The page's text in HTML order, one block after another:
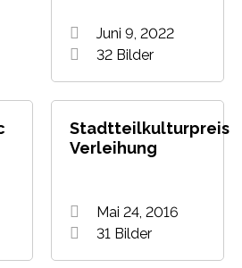
Juni 9, 2022
32 Bilder
Stadtteilkulturpreis
Verleihung
Mai 24, 2016
31 Bilder